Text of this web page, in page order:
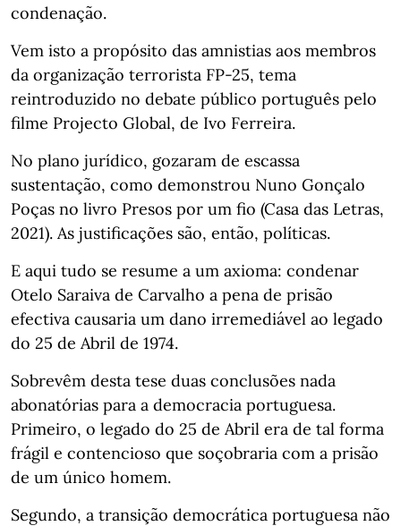
condenação.
Vem isto a propósito das amnistias aos membros
da organização terrorista FP-25, tema
reintroduzido no debate público português pelo
filme Projecto Global, de Ivo Ferreira.
No plano jurídico, gozaram de escassa
sustentação, como demonstrou Nuno Gonçalo
Poças no livro Presos por um fio (Casa das Letras,
2021). As justificações são, então, políticas.
E aqui tudo se resume a um axioma: condenar
Otelo Saraiva de Carvalho a pena de prisão
efectiva causaria um dano irremediável ao legado
do 25 de Abril de 1974.
Sobrevêm desta tese duas conclusões nada
abonatórias para a democracia portuguesa.
Primeiro, o legado do 25 de Abril era de tal forma
frágil e contencioso que soçobraria com a prisão
de um único homem.
Segundo, a transição democrática portuguesa não